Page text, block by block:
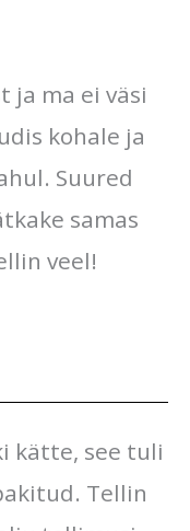
ja ma ei väsi
kohale ja
Suured
samas
veel!
kätte, see tuli
Tellin